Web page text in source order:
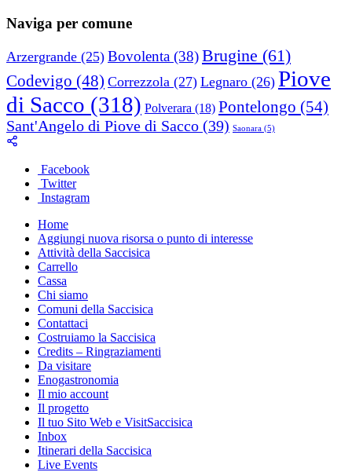
Naviga per comune
Arzergrande (25) Bovolenta (38)Brugine (61)
Codevigo (48) Correzzola (27) Legnaro (26) Piove
di Sacco (318) Polverara (18) Pontelongo (54)
Sant'Angelo di Piove di Sacco (39) Saonara (5)
Facebook
Twitter
Instagram
Home
Aggiungi nuova risorsa o punto di interesse
Attività della Saccisica
Carrello
Cassa
Chi siamo
Comuni della Saccisica
Contattaci
Costruiamo la Saccisica
Credits – Ringraziamenti
Da visitare
Enogastronomia
Il mio account
Il progetto
Il tuo Sito Web e VisitSaccisica
Inbox
Itinerari della Saccisica
Live Events